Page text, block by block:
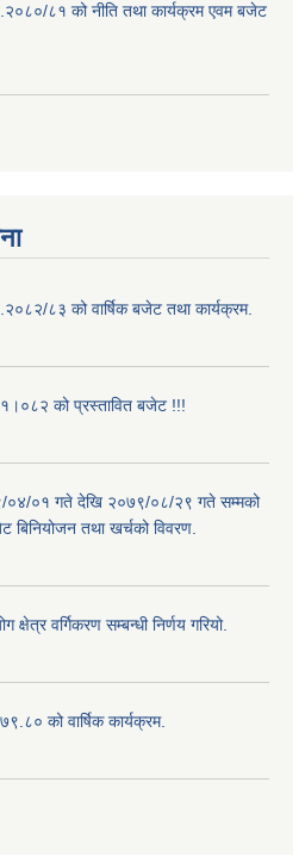
८१ को नीति तथा कार्यक्रम एवम बजेट
८३ को वार्षिक बजेट तथा कार्यक्रम.
को प्रस्तावित बजेट !!!
०४/०१ गते देखि २०७९/०८/२९ गते सम्मको
बिनियोजन तथा खर्चको विवरण.
वर्गिकरण सम्बन्धी निर्णय गरियो.
को वार्षिक कार्यक्रम.